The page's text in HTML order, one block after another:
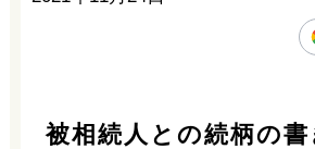
被相続人との続柄の書